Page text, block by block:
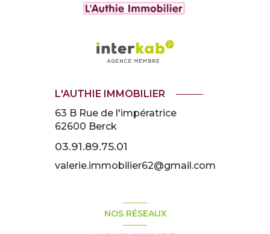
L'AUTHIE IMMOBILIER
63 B Rue de l'impératrice
62600 Berck
03.91.89.75.01
valerie.immobilier62@gmail.com
NOS RÉSEAUX